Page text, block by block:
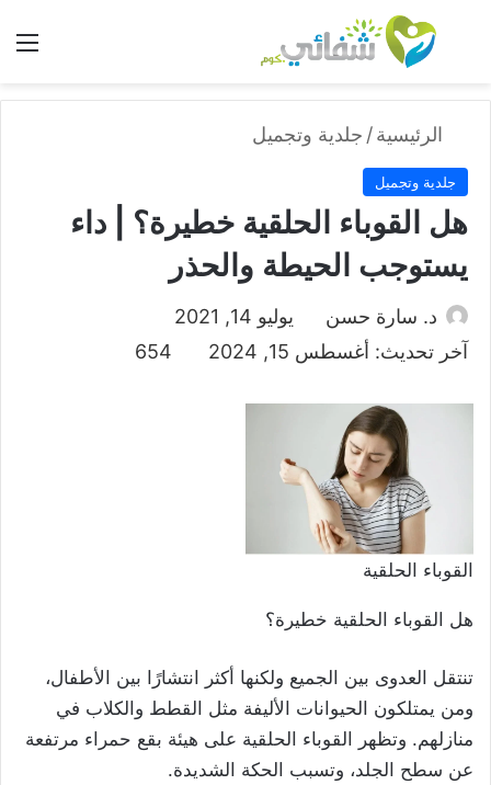
بحث عن
الرئيسية/ جلدية وتجميل
جلدية وتجميل
هل القوباء الحلقية خطيرة؟ | داء
يستوجب الحيطة والحذر
د. سارة حسن
يوليو 14, 2021
آخر تحديث: أغسطس 15, 2024
654
القوباء الحلقية
هل القوباء الحلقية خطيرة؟
تنتقل العدوى بين الجميع ولكنها أكثر انتشارًا بين الأطفال،
ومن يمتلكون الحيوانات الأليفة مثل القطط والكلاب في
منازلهم. وتظهر القوباء الحلقية على هيئة بقع حمراء مرتفعة
عن سطح الجلد، وتسبب الحكة الشديدة.